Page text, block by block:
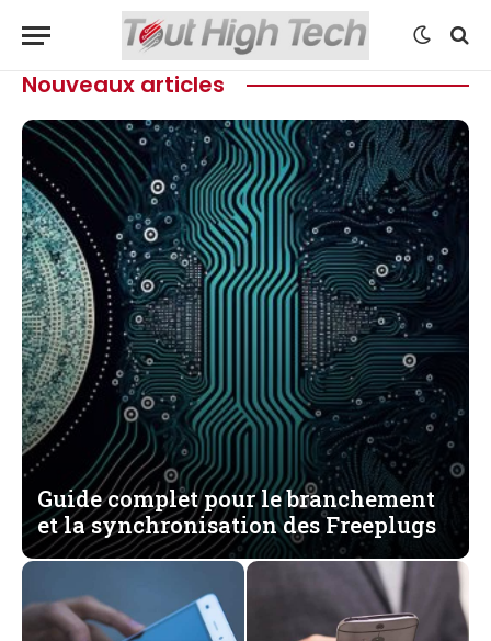
Nouveaux articles
Guide complet pour le branchement
et la synchronisation des Freeplugs